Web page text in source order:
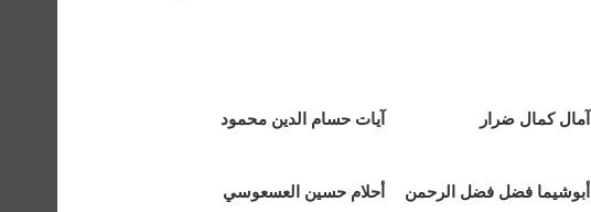
آمال كمال ضرار آيات حسام الدين محمود
أبوشيما فضل فضل الرحمن أحلام حسين العسعوسي